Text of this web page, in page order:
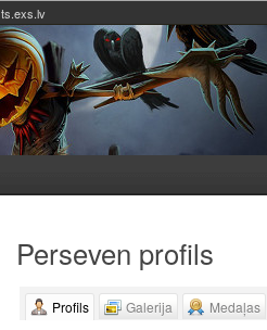
ts.exs.lv
Perseven profils
Profils Galerija Medaļas